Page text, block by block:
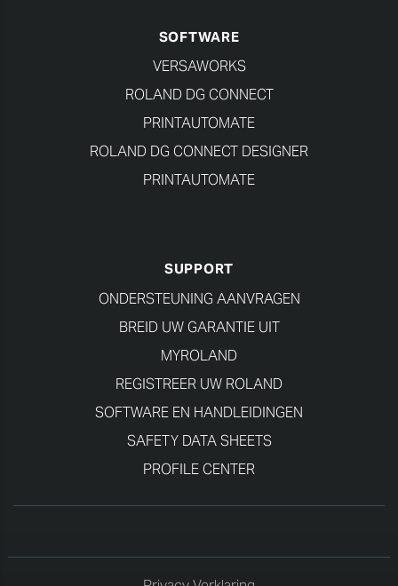
SOFTWARE
VERSAWORKS
ROLAND DG CONNECT
PRINTAUTOMATE
ROLAND DG CONNECT DESIGNER
PRINTAUTOMATE
SUPPORT
ONDERSTEUNING AANVRAGEN
BREID UW GARANTIE UIT
MYROLAND
REGISTREER UW ROLAND
SOFTWARE EN HANDLEIDINGEN
SAFETY DATA SHEETS
PROFILE CENTER